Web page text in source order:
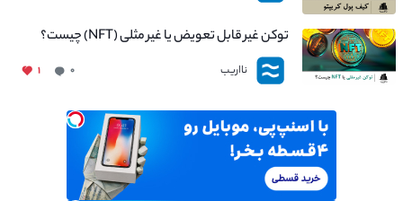
توکن غیر قابل تعویض یا غیر مثلی (NFT) چیست؟
نااریب ۰ ۱